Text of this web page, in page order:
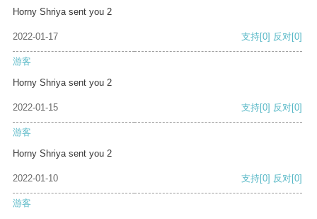
Horny Shriya sent you 2
2022-01-17 支持[0] 反对[0]
游客
Horny Shriya sent you 2
2022-01-15 支持[0] 反对[0]
游客
Horny Shriya sent you 2
2022-01-10 支持[0] 反对[0]
游客